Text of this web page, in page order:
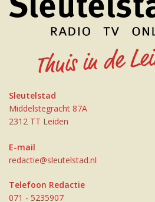
Sleutelstad
Middelstegracht 87A
2312 TT Leiden
E-mail
redactie@sleutelstad.nl
Telefoon Redactie
071 - 5235907